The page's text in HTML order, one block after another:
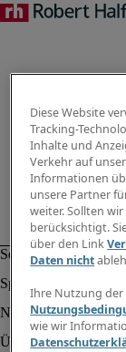
Diese Website
Tracking-
Inhalte und
Verkehr auf
Informationen
unsere Partner
weiter. Sollten
berücksichtigt.
über den Link
Daten nicht
Ihre Nutzung
wie wir